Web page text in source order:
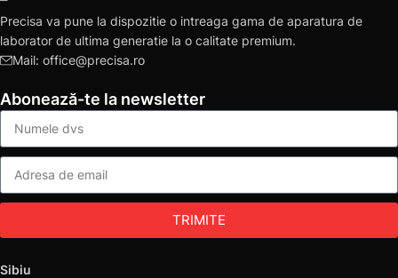
Precisa va pune la dispozitie o intreaga gama de aparatura de
laborator de ultima generatie la o calitate premium.
Mail: office@precisa.ro
Abonează-te la newsletter
TRIMITE
Sibiu